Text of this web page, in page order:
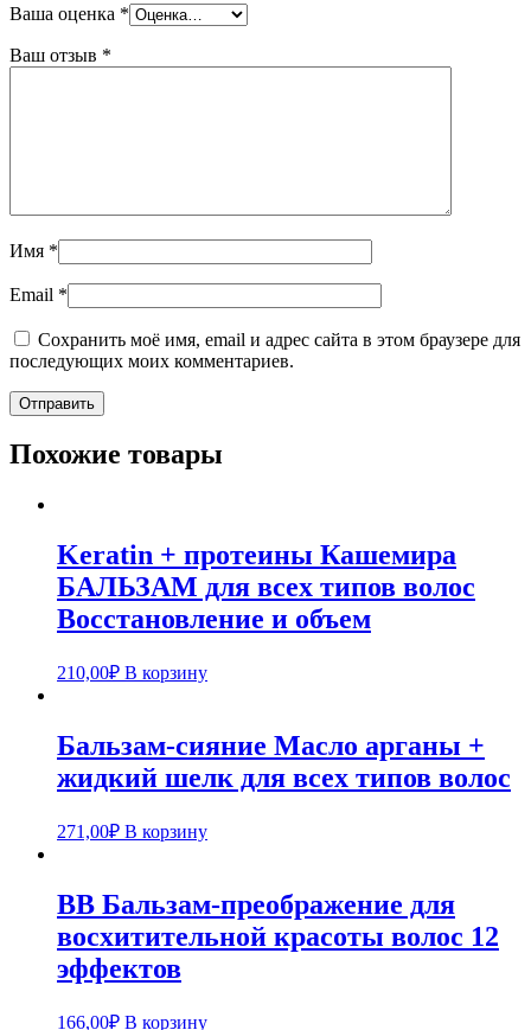
Ваша оценка *
Ваш отзыв *
Имя *
Email *
Сохранить моё имя, email и адрес сайта в этом браузере для
последующих моих комментариев.
Похожие товары
Keratin + протеины Кашемира
БАЛЬЗАМ для всех типов волос
Восстановление и объем
210,00₽ В корзину
Бальзам-сияние Масло арганы +
жидкий шелк для всех типов волос
271,00₽ В корзину
ВВ Бальзам-преображение для
восхитительной красоты волос 12
эффектов
166,00₽ В корзину